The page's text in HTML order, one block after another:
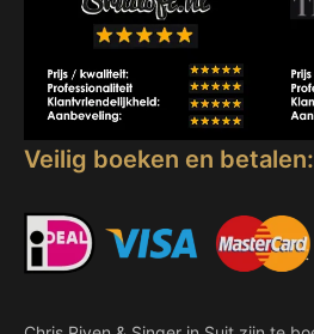
Veilig boeken en betalen: